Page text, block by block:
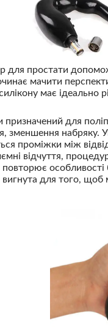
для простати
мачити
має ідеально
для
зменшення набряку.
проміжки між
відчуття,
особливості
вигнута для того,